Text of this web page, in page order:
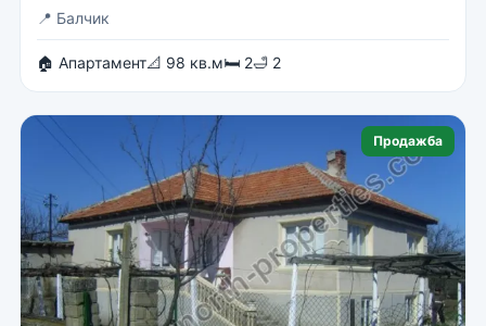
📍 Балчик
🏠 Апартамент📐 98 кв.м🛏 2🛁 2
Продажба